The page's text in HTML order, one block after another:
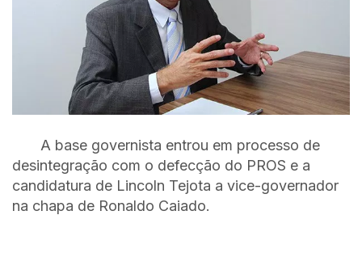
A base governista entrou em processo de
desintegração com o defecção do PROS e a
candidatura de Lincoln Tejota a vice-governador
na chapa de Ronaldo Caiado.